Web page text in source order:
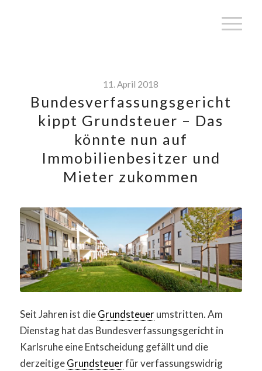
11. April 2018
Bundesverfassungsgericht
kippt Grundsteuer – Das
könnte nun auf
Immobilienbesitzer und
Mieter zukommen
Seit Jahren ist dieGrundsteuerumstritten. Am
Dienstag hat das Bundesverfassungsgericht in
Karlsruhe eine Entscheidung gefällt und die
derzeitigeGrundsteuerfür verfassungswidrig